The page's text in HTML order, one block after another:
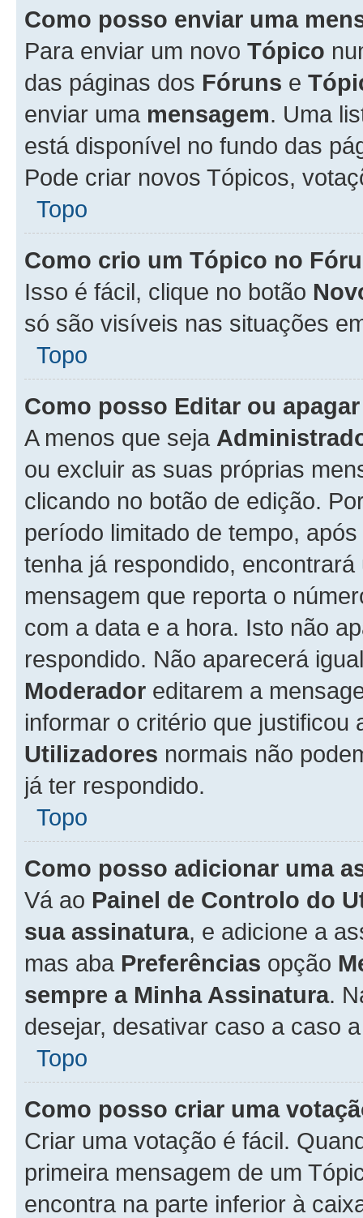
Como posso enviar uma
Para enviar um novo Tópico
das páginas dos Fóruns e
enviar uma mensagem. Uma
está disponível no fundo das
Pode criar novos Tópicos,
Topo
Como crio um Tópico no
Isso é fácil, clique no botão
só são visíveis nas situações
Topo
Como posso Editar ou
A menos que seja
ou excluir as suas próprias
clicando no botão de edição.
período limitado de tempo,
tenha já respondido,
mensagem que reporta o
com a data e a hora. Isto não
respondido. Não aparecerá
Moderador editarem a
informar o critério que
Utilizadores normais não
já ter respondido.
Topo
Como posso adicionar uma
Vá ao Painel de Controlo do
sua assinatura, e adicione a
mas aba Preferências opção
sempre a Minha Assinatura.
desejar, desativar caso a caso
Topo
Como posso criar uma
Criar uma votação é fácil.
primeira mensagem de um
encontra na parte inferior à